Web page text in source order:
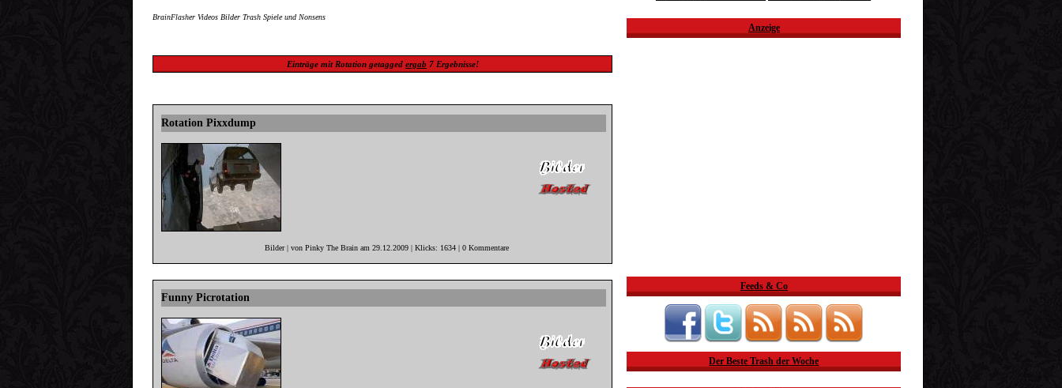
BrainFlasher Videos Bilder Trash Spiele und Nonsens
Einträge mit Rotationgetagged ergab 7Ergebnisse!
Rotation Pixxdump
Bilder | von Pinky The Brain am 29.12.2009 | Klicks: 1634 | 0 Kommentare
Funny Picrotation
Anzeige
Feeds & Co
Der Beste Trash der Woche